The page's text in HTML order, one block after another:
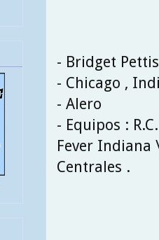
- Bridget Pettis
- Chicago ,
- Alero
- Equipos :
Fever Indiana
Centrales .